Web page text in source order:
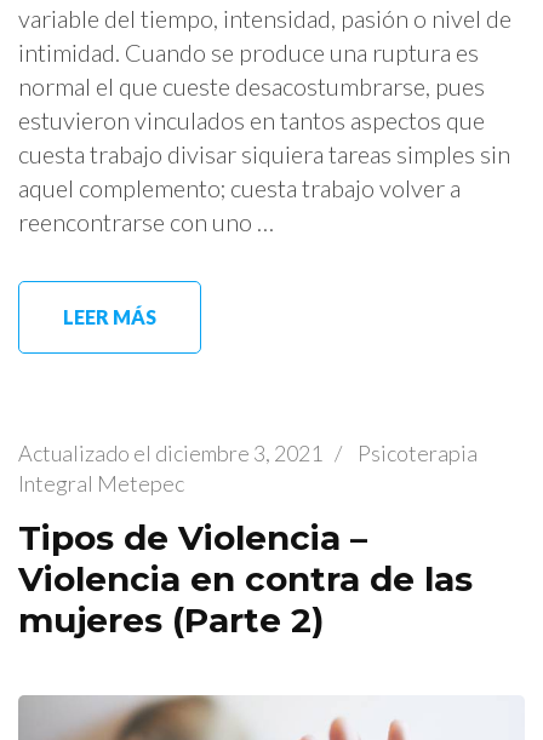
variable del tiempo, intensidad, pasión o nivel de
intimidad. Cuando se produce una ruptura es
normal el que cueste desacostumbrarse, pues
estuvieron vinculados en tantos aspectos que
cuesta trabajo divisar siquiera tareas simples sin
aquel complemento; cuesta trabajo volver a
reencontrarse con uno …
LEER MÁS
Actualizado el diciembre 3, 2021 /
Psicoterapia
Integral Metepec
Tipos de Violencia –
Violencia en contra de las
mujeres (Parte 2)